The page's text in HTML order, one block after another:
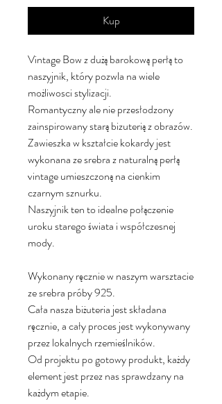
Kup
Vintage Bow z dużą barokową perłą to
naszyjnik, który pozwla na wiele
możliwosci stylizacji.
Romantyczny ale nie przesłodzony
zainspirowany starą bizuterią z obrazów.
Zawieszka w kształcie kokardy jest
wykonana ze srebra z naturalną perłą
vintage umieszczoną na cienkim
czarnym sznurku.
Naszyjnik ten to idealne połączenie
uroku starego świata i współczesnej
mody.
Wykonany ręcznie w naszym warsztacie
ze srebra próby 925.
Cała nasza biżuteria jest składana
ręcznie, a cały proces jest wykonywany
przez lokalnych rzemieślników.
Od projektu po gotowy produkt, każdy
element jest przez nas sprawdzany na
każdym etapie.